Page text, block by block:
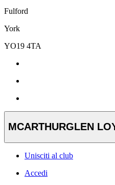
Fulford
York
YO19 4TA
MCARTHURGLEN
Unisciti al club
Accedi